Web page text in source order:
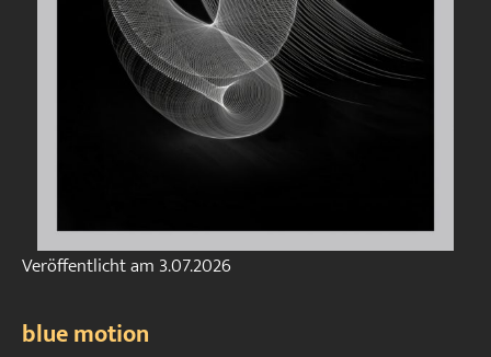
Veröffentlicht am3.07.2026
blue motion